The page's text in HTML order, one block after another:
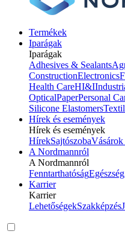
Termékek
Iparágak
Iparágak
Adhesives & Sealants
ConstructionElectronics
Health CareHI&I
OpticalPaperPersonal
Silicone Elastomers
Hírek és események
Hírek és események
HírekSajtószobaVásárok
A Nordmannról
A Nordmannról
Fenntarthatóság
Karrier
Karrier
LehetőségekSzakképzés